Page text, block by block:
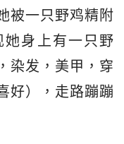
被一只野鸡精附
身上有一只野
染发，美甲，穿
好），走路蹦蹦